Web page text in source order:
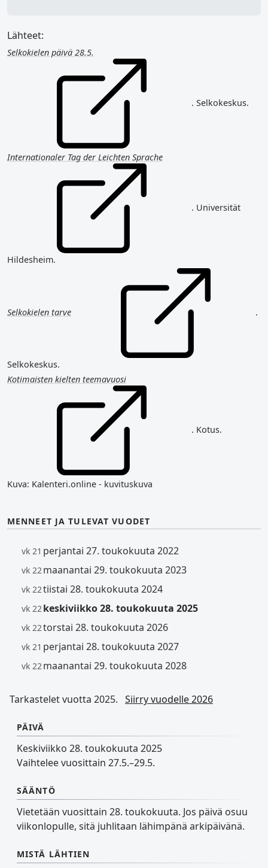
Lähteet:
Selkokielen päivä 28.5.
. Selkokeskus.
Internationaler Tag der Leichten Sprache
. Universität
Hildesheim.
Selkokielen tarve .
Selkokeskus.
Kotimaisten kielten teemavuosi
. Kotus.
Kuva: Kalenteri.online - kuvituskuva
MENNEET JA TULEVAT VUODET
vk 21 perjantai 27. toukokuuta 2022
vk 22 maanantai 29. toukokuuta 2023
vk 22tiistai 28. toukokuuta 2024
vk 22 keskiviikko 28. toukokuuta 2025
vk 22torstai 28. toukokuuta 2026
vk 21 perjantai 28. toukokuuta 2027
vk 22 maanantai 29. toukokuuta 2028
Tarkastelet vuotta 2025. Siirry vuodelle 2026
PÄIVÄ
Keskiviikko 28. toukokuuta 2025
Vaihtelee vuosittain 27.5.–29.5.
SÄÄNTÖ
Vietetään vuosittain 28. toukokuuta. Jos päivä osuu
viikonlopulle, sitä juhlitaan lähimpänä arkipäivänä.
MISTÄ LÄHTIEN